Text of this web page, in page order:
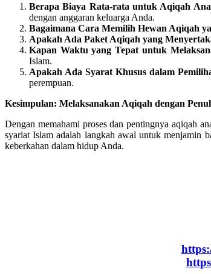
Berapa Biaya Rata-rata untuk Aqiqah
dengan anggaran keluarga Anda.
Bagaimana Cara Memilih Hewan Aqiqah
Apakah Ada Paket Aqiqah yang
Kapan Waktu yang Tepat untuk
Islam.
Apakah Ada Syarat Khusus dalam
perempuan.
Kesimpulan: Melaksanakan Aqiqah dengan
Dengan memahami proses dan pentingnya aqiqah
syariat Islam adalah langkah awal untuk menjamin
keberkahan dalam hidup Anda.